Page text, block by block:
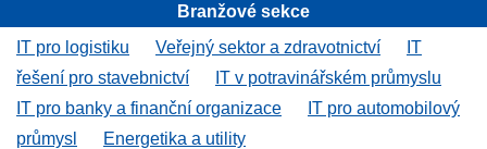
Branžové sekce
IT pro logistiku
Veřejný sektor a zdravotnictví
IT
řešení pro stavebnictví
IT v potravinářském průmyslu
IT pro banky a finanční organizace
IT pro automobilový
průmysl
Energetika a utility